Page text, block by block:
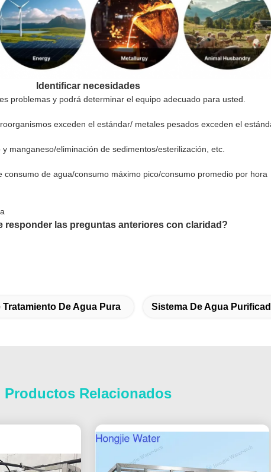
Identificar necesidades
problemas y podrá determinar el equipo adecuado para usted.
exceden el estándar/ metales pesados exceden el
manganeso/eliminación de sedimentos/esterilización, etc.
de agua/consumo máximo pico/consumo promedio por hora
responder las preguntas anteriores con claridad?
Tratamiento De Agua Pura Sistema De Agua
Productos Relacionados